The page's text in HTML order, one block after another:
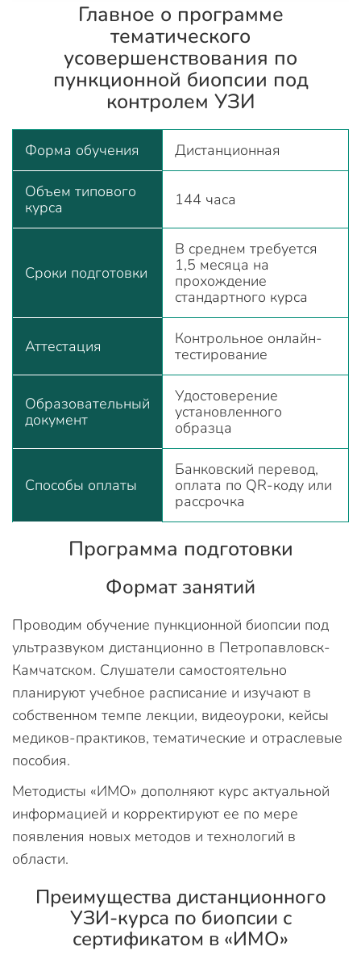
Главное о программе
тематического
усовершенствования по
пункционной биопсии под
контролем УЗИ
Форма обучения Дистанционная
Объем типового
курса
144 часа
Сроки подготовки
В среднем требуется
1,5 месяца на
прохождение
стандартного курса
Аттестация
Контрольное онлайн-
тестирование
Образовательный
документ
Удостоверение
установленного
образца
Способы оплаты
Банковский перевод,
оплата по QR-коду или
рассрочка
Программа подготовки
Формат занятий
Проводим обучение пункционной биопсии под
ультразвуком дистанционно в Петропавловск-
Камчатском. Слушатели самостоятельно
планируют учебное расписание и изучают в
собственном темпе лекции, видеоуроки, кейсы
медиков-практиков, тематические и отраслевые
пособия.
Методисты «ИМО» дополняют курс актуальной
информацией и корректируют ее по мере
появления новых методов и технологий в
области.
Преимущества дистанционного
УЗИ-курса по биопсии с
сертификатом в «ИМО»